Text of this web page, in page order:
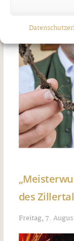
des
Freitag, 7.